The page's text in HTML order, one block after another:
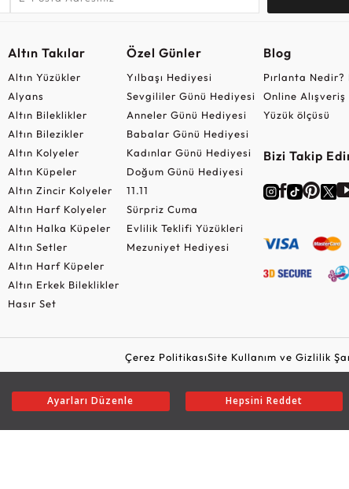
Ayarları Düzenle Hepsini Reddet
Altın Takılar
Altın Yüzükler
Alyans
Altın Bileklikler
Altın Bilezikler
Altın Kolyeler
Altın Küpeler
Altın Zincir Kolyeler
Altın Harf Kolyeler
Altın Halka Küpeler
Altın Setler
Altın Harf Küpeler
Altın Erkek Bileklikler
Hasır Set
Özel Günler
Yılbaşı Hediyesi
Sevgililer Günü Hediyesi
Anneler Günü Hediyesi
Babalar Günü Hediyesi
Kadınlar Günü Hediyesi
Doğum Günü Hediyesi
11.11
Sürpriz Cuma
Evlilik Teklifi Yüzükleri
Mezuniyet Hediyesi
Blog
Pırlanta Nedir?
Online Alışveriş
Yüzük ölçüsü
Bizi Takip
Çerez PolitikasıSite Kullanım ve Gizlilik